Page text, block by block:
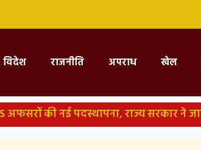
विदेश राजनीति अपराध खेल
राज्य सरकार ने जारी किया आदेश